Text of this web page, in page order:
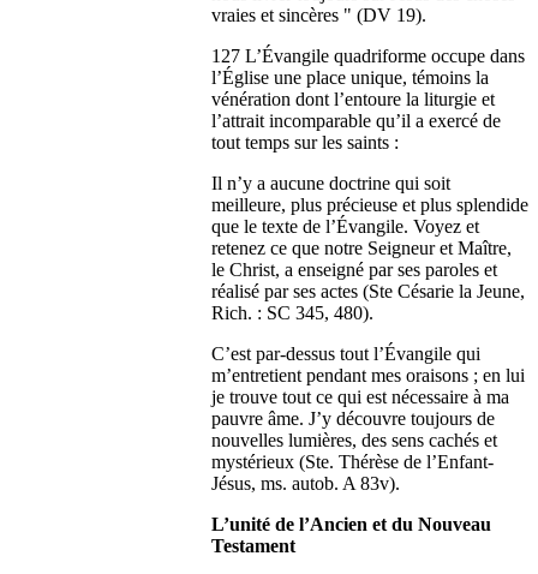
vraies et sincères " (DV 19).
127 L’Évangile quadriforme occupe dans
l’Église une place unique, témoins la
vénération dont l’entoure la liturgie et
l’attrait incomparable qu’il a exercé de
tout temps sur les saints :
Il n’y a aucune doctrine qui soit
meilleure, plus précieuse et plus splendide
que le texte de l’Évangile. Voyez et
retenez ce que notre Seigneur et Maître,
le Christ, a enseigné par ses paroles et
réalisé par ses actes (Ste Césarie la Jeune,
Rich. : SC 345, 480).
C’est par-dessus tout l’Évangile qui
m’entretient pendant mes oraisons ; en lui
je trouve tout ce qui est nécessaire à ma
pauvre âme. J’y découvre toujours de
nouvelles lumières, des sens cachés et
mystérieux (Ste. Thérèse de l’Enfant-
Jésus, ms. autob. A 83v).
L’unité de l’Ancien et du Nouveau
Testament